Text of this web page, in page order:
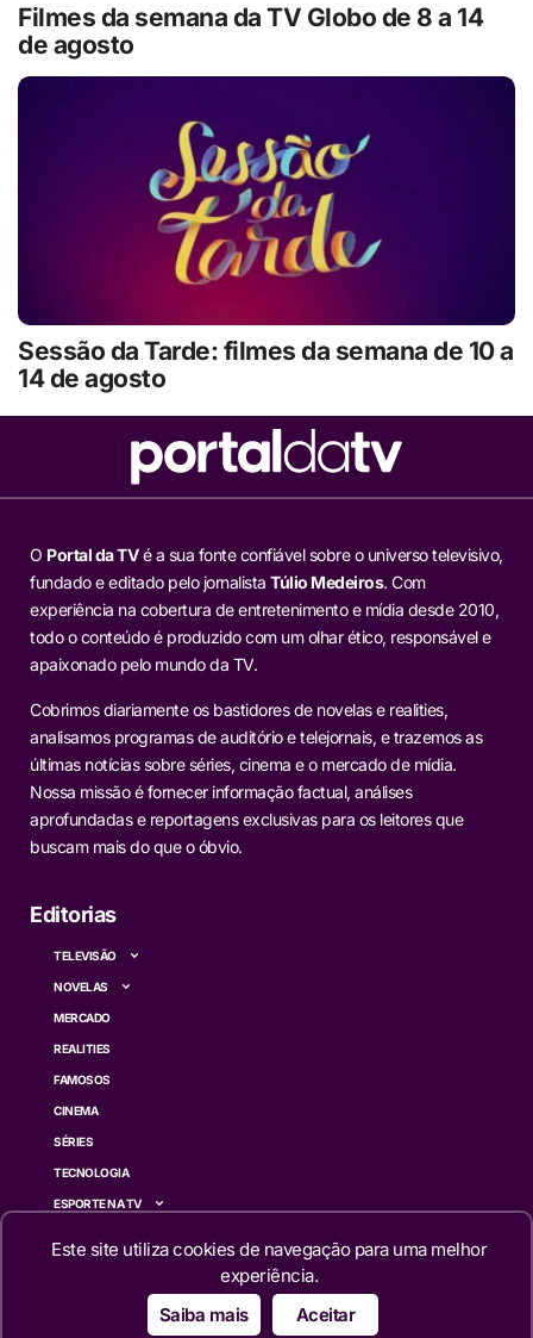
Filmes da semana da TV Globo de 8 a 14
de agosto
Sessão da Tarde: filmes da semana de 10 a
14 de agosto
O Portal da TVé a sua fonte confiável sobre o universo televisivo,
fundado e editado pelo jornalista Túlio Medeiros. Com
experiência na cobertura de entretenimento e mídia desde 2010,
todo o conteúdo é produzido com um olhar ético, responsável e
apaixonado pelo mundo da TV.
Cobrimos diariamente os bastidores de novelas e realities,
analisamos programas de auditório e telejornais, e trazemos as
últimas notícias sobre séries, cinema e o mercado de mídia.
Nossa missão é fornecer informação factual, análises
aprofundadas e reportagens exclusivas para os leitores que
buscam mais do que o óbvio.
Editorias
TELEVISÃO
NOVELAS
MERCADO
REALITIES
FAMOSOS
CINEMA
SÉRIES
TECNOLOGIA
ESPORTE NA TV
Este site utiliza cookies de navegação para uma melhor
experiência.
Saiba mais
Aceitar